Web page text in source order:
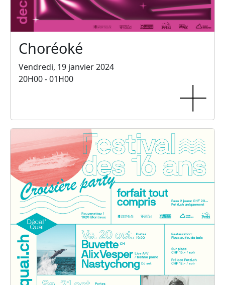
Choréoké
Vendredi, 19 janvier 2024
20H00 - 01H00